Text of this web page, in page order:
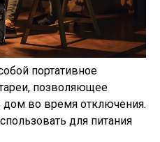
портативное
позволяющее
дом во время отключения.
для питания